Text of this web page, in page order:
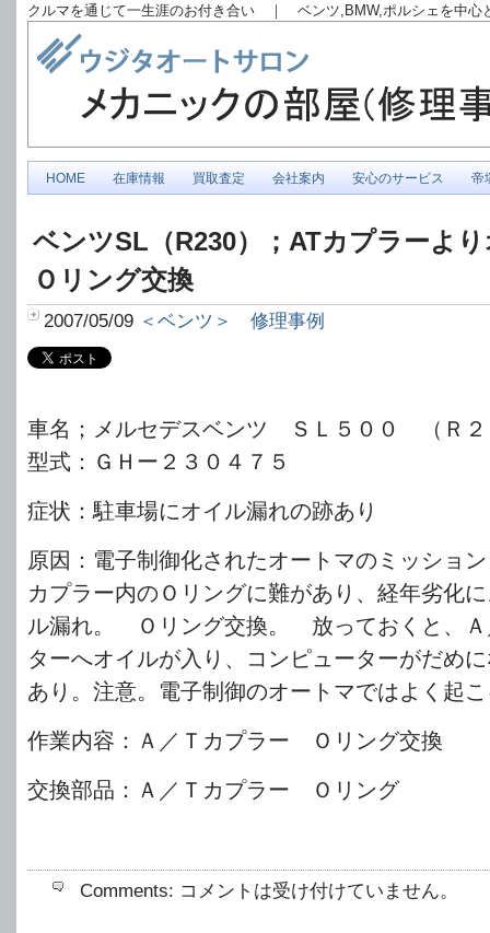
クルマを通じて一生涯のお付き合い ｜ ベンツ,BMW,ポルシェを中
HOME 在庫情報 買取査定 会社案内 安心のサービス 帝
ベンツSL（R230）；ATカプラーよ
Ｏリング交換
2007/05/09 ＜ベンツ＞ 修理事例
車名；メルセデスベンツ ＳＬ５００ （Ｒ２
型式：ＧＨー２３０４７５
症状：駐車場にオイル漏れの跡あり
原因：電子制御化されたオートマのミッショ
カプラー内のＯリングに難があり、経年劣化
ル漏れ。 Ｏリング交換。 放っておくと、
ターへオイルが入り、コンピューターがだめ
あり。注意。電子制御のオートマではよく起
作業内容：Ａ／Ｔカプラー Ｏリング交換
交換部品：Ａ／Ｔカプラー Ｏリング
Comments: コメントは受け付けていません。